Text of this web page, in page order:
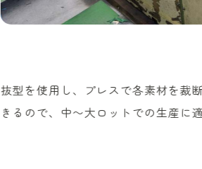
抜型を使用し、プレスで各素材を裁
きるので、中〜大ロットでの生産に